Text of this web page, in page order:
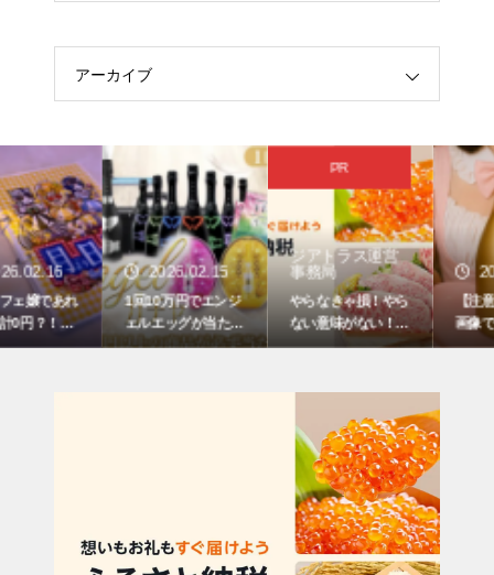
アーカイブ
2026.02.15
1回10万円でエンジ
ェルエッグが当た
る？！マーメイドグ
PR
ジアトラス運営
事務局
やらなきゃ損！やら
ない意味がない！A
mazonでできるふる
2026.02.02
【注意喚起】AI生成
画像でコンカフェ営
業下さい投稿してい
さい